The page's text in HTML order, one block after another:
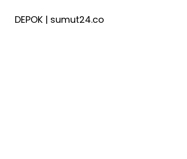
DEPOK | sumut24.co